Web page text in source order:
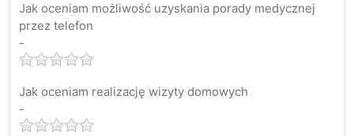
Jak oceniam możliwość uzyskania porady medycznej
przez telefon
-
Jak oceniam realizację wizyty domowych
-